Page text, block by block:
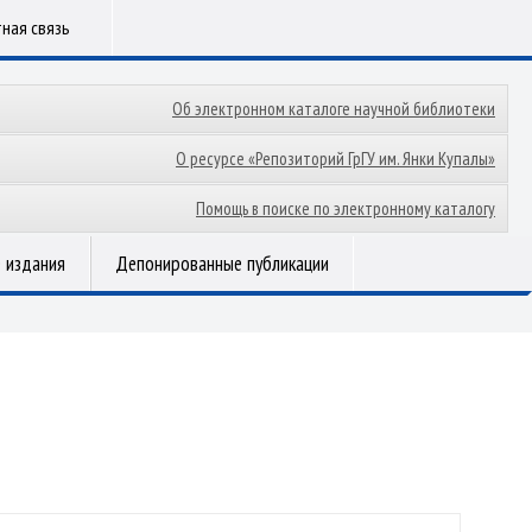
связь
Об электронном каталоге научной библиотеки
О ресурсе «Репозиторий ГрГУ им. Янки Купалы»
Помощь в поиске по электронному каталогу
Депонированные публикации